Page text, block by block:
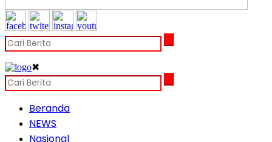
✖
Beranda
NEWS
Nasional